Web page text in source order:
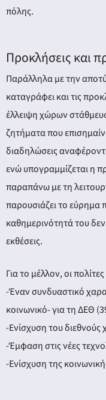
πόλης.
Προκλήσεις και
Παράλληλα με την
καταγράφει και τις
έλλειψη χώρων
ζητήματα που
διαδηλώσεις
ενώ υπογραμμίζεται η
παραπάνω με τη
παρουσιάζει το εύρημα
καθημερινότητά του
εκθέσεις.
Για το μέλλον, οι
-Έναν συνδυαστικό
κοινωνικό- για τη ΔΕΘ
-Ενίσχυση του
-Έμφαση στις νέες
-Ενίσχυση της